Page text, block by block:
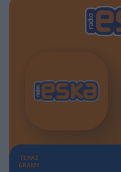
TERAZ
GRAMY